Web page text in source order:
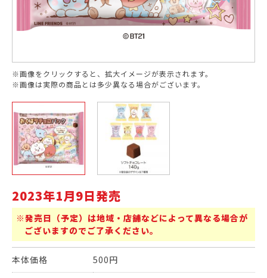
※画像をクリックすると、拡大イメージが表示されます。
※画像は実際の商品とは多少異なる場合がございます。
2023年1月9日発売
※発売日（予定）は地域・店舗などによって異なる場合が
ございますのでご了承ください。
本体価格 500円